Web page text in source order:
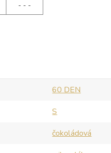
- - -
60 DEN
S
čokoládová